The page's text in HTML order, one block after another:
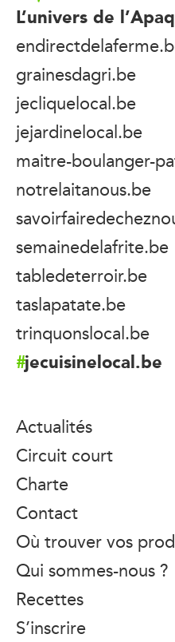
L’univers de
grainesdagri.be
jecliquelocal.be
jejardinelocal.be
maitre-boulanger-
notrelaitanous.be
semainedelafrite.be
tabledeterroir.be
taslapatate.be
trinquonslocal.be
jecuisinelocal.be
Actualités
Circuit court
Charte
Contact
Où trouver vos
Qui sommes-nous ?
Recettes
S’inscrire